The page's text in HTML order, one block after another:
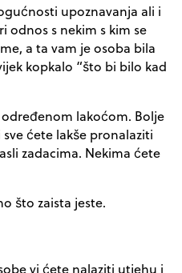
upoznavanja ali i
odnos s nekim s kim se
a ta vam je osoba bila
kopkalo “što bi bilo kad
određenom lakoćom. Bolje
ćete lakše pronalaziti
zadacima. Nekima ćete
što zaista jeste.
vi ćete nalaziti utjehu i